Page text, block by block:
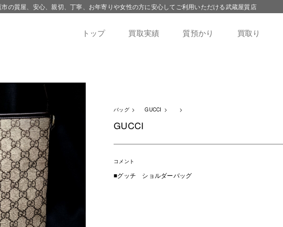
の質屋、安心、親切、丁寧、お年寄りや女性の方に安心してご利用いただける武蔵屋質店
トップ 買取実績 質預かり 買取り
バッグ GUCCI
GUCCI
コメント
■グッチ ショルダーバッグ